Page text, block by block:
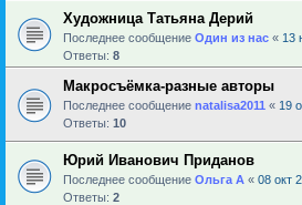
Художница Татьяна Дерий
Последнее сообщение Один из нас « 13
Ответы: 8
Макросъёмка-разные авторы
Последнее сообщение natalisa2011 « 19
Ответы: 10
Юрий Иванович Приданов
Последнее сообщение Ольга А « 08 окт
Ответы: 2